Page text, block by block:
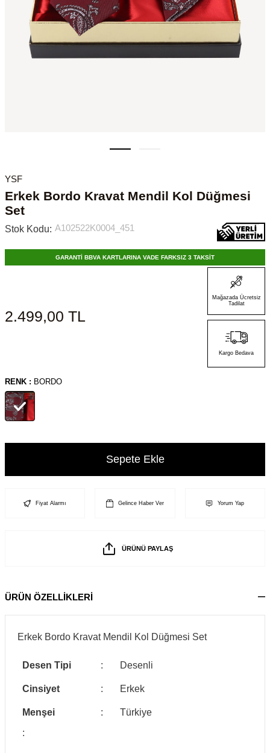
YSF
Erkek Bordo Kravat Mendil Kol Düğmesi
Set
Stok Kodu: A102522K0004_451
GARANTİ BBVA KARTLARINA VADE FARKSIZ 3 TAKSİT
2.499,00 TL
Mağazada Ücretsiz
Tadilat
Kargo Bedava
RENK : BORDO
Sepete Ekle
Fiyat Alarmı Gelince Haber Ver Yorum Yap
ÜRÜNÜ PAYLAŞ
ÜRÜN ÖZELLİKLERİ
Erkek Bordo Kravat Mendil Kol Düğmesi Set
Desen Tipi : Desenli
Cinsiyet : Erkek
Menşei :
Türkiye
: